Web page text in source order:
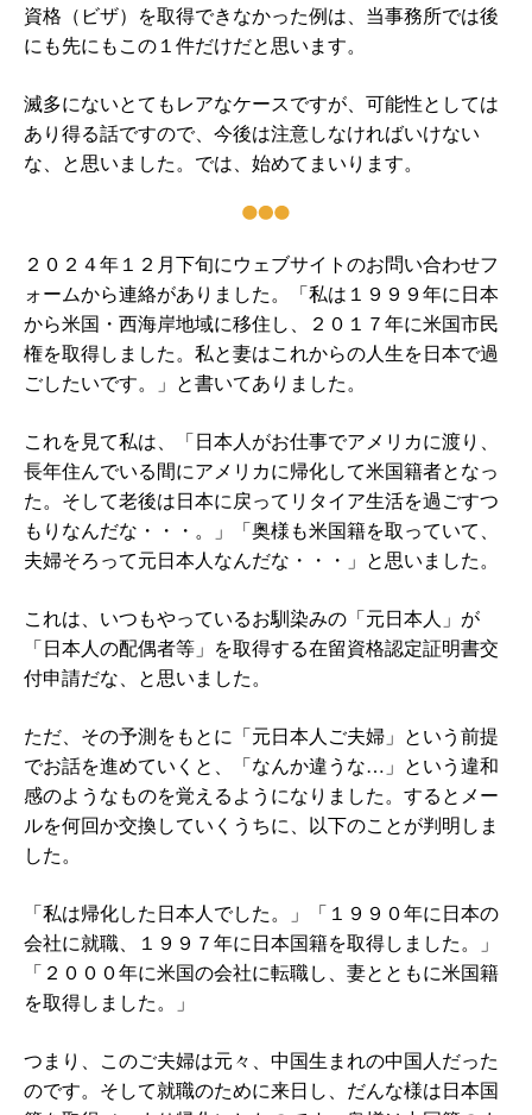
資格（ビザ）を取得できなかった例は、当事務所では後
にも先にもこの１件だけだと思います。
滅多にないとてもレアなケースですが、可能性としては
あり得る話ですので、今後は注意しなければいけない
な、と思いました。では、始めてまいります。
２０２４年１２月下旬にウェブサイトのお問い合わせフ
ォームから連絡がありました。「私は１９９９年に日本
から米国・西海岸地域に移住し、２０１７年に米国市民
権を取得しました。私と妻はこれからの人生を日本で過
ごしたいです。」と書いてありました。
これを見て私は、「日本人がお仕事でアメリカに渡り、
長年住んでいる間にアメリカに帰化して米国籍者となっ
た。そして老後は日本に戻ってリタイア生活を過ごすつ
もりなんだな・・・。」「奥様も米国籍を取っていて、
夫婦そろって元日本人なんだな・・・」と思いました。
これは、いつもやっているお馴染みの「元日本人」が
「日本人の配偶者等」を取得する在留資格認定証明書交
付申請だな、と思いました。
ただ、その予測をもとに「元日本人ご夫婦」という前提
でお話を進めていくと、「なんか違うな…」という違和
感のようなものを覚えるようになりました。するとメー
ルを何回か交換していくうちに、以下のことが判明しま
した。
「私は帰化した日本人でした。」「１９９０年に日本の
会社に就職、１９９７年に日本国籍を取得しました。」
「２０００年に米国の会社に転職し、妻とともに米国籍
を取得しました。」
つまり、このご夫婦は元々、中国生まれの中国人だった
のです。そして就職のために来日し、だんな様は日本国